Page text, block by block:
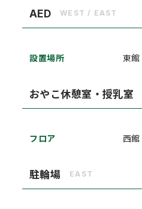
AED WEST / EAST
設置場所 東館
おやこ休憩室・授乳室
フロア 西館
駐輪場 EAST